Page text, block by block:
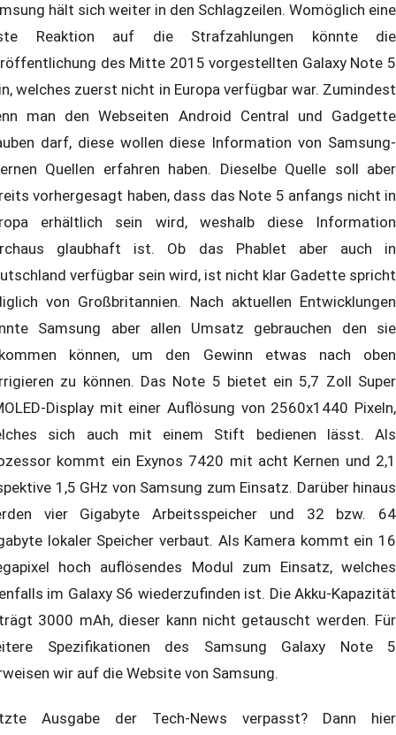
hält sich weiter in den Schlagzeilen. Womöglich eine
Reaktion auf die Strafzahlungen könnte die
des Mitte 2015 vorgestellten Galaxy Note 5
welches zuerst nicht in Europa verfügbar war. Zumindest
man den Webseiten Android Central und Gadgette
darf, diese wollen diese Information von Samsung-
Quellen erfahren haben. Dieselbe Quelle soll aber
vorhergesagt haben, dass das Note 5 anfangs nicht in
erhältlich sein wird, weshalb diese Information
glaubhaft ist. Ob das Phablet aber auch in
verfügbar sein wird, ist nicht klar Gadette spricht
von Großbritannien. Nach aktuellen Entwicklungen
Samsung aber allen Umsatz gebrauchen den sie
können, um den Gewinn etwas nach oben
zu können. Das Note 5 bietet ein 5,7 Zoll Super
Display mit einer Auflösung von 2560x1440 Pixeln,
sich auch mit einem Stift bedienen lässt. Als
kommt ein Exynos 7420 mit acht Kernen und 2,1
1,5 GHz von Samsung zum Einsatz. Darüber hinaus
vier Gigabyte Arbeitsspeicher und 32 bzw. 64
lokaler Speicher verbaut. Als Kamera kommt ein 16
hoch auflösendes Modul zum Einsatz, welches
im Galaxy S6 wiederzufinden ist. Die Akku-Kapazität
3000 mAh, dieser kann nicht getauscht werden. Für
Spezifikationen des Samsung Galaxy Note 5
wir auf die Website von Samsung.
Ausgabe der Tech-News verpasst? Dann hier